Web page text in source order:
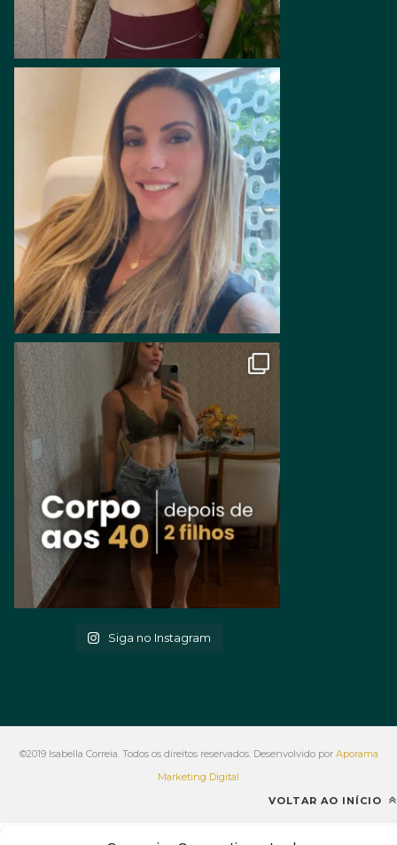
Siga no Instagram
©2019 Isabella Correia. Todos os direitos reservados. Desenvolvido por Aporama
Marketing Digital
VOLTAR AO INÍCIO